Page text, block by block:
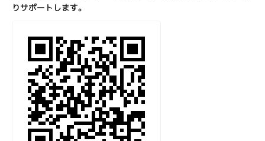
りサポートします。